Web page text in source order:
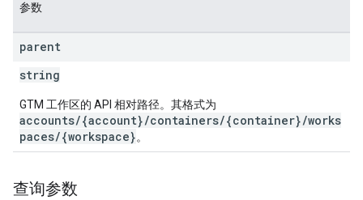
参数
parent
string
GTM 工作区的 API 相对路径。其格式为
accounts/{account}/containers/{container}/works
paces/{workspace}。
查询参数